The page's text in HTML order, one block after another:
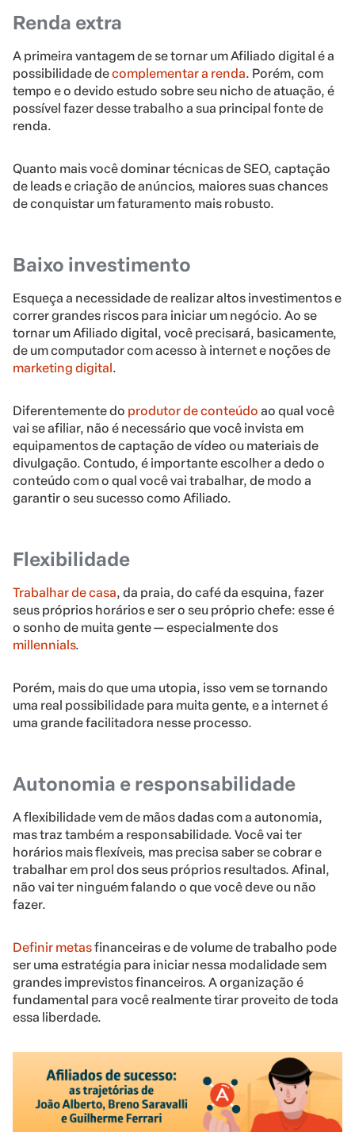
Renda extra
A primeira vantagem de se tornar um Afiliado digital é a
possibilidade decomplementar a renda. Porém, com
tempo e o devido estudo sobre seu nicho de atuação, é
possível fazer desse trabalho a sua principal fonte de
renda.
Quanto mais você dominar técnicas de SEO, captação
de leads e criação de anúncios, maiores suas chances
de conquistar um faturamento mais robusto.
Baixo investimento
Esqueça a necessidade de realizar altos investimentos e
correr grandes riscos para iniciar um negócio. Ao se
tornar um Afiliado digital, você precisará, basicamente,
de um computador com acesso à internet e noções de
marketing digital .
Diferentemente do produtor de conteúdo ao qual você
vai se afiliar, não é necessário que você invista em
equipamentos de captação de vídeo ou materiais de
divulgação. Contudo, é importante escolher a dedo o
conteúdo com o qual você vai trabalhar, de modo a
garantir o seu sucesso como Afiliado.
Flexibilidade
Trabalhar de casa, da praia, do café da esquina, fazer
seus próprios horários e ser o seu próprio chefe: esse é
o sonho de muita gente — especialmente dos
millennials.
Porém, mais do que uma utopia, isso vem se tornando
uma real possibilidade para muita gente, e a internet é
uma grande facilitadora nesse processo.
Autonomia e responsabilidade
A flexibilidade vem de mãos dadas com a autonomia,
mas traz também a responsabilidade. Você vai ter
horários mais flexíveis, mas precisa saber se cobrar e
trabalhar em prol dos seus próprios resultados. Afinal,
não vai ter ninguém falando o que você deve ou não
fazer.
Definir metasfinanceiras e de volume de trabalho pode
ser uma estratégia para iniciar nessa modalidade sem
grandes imprevistos financeiros. A organização é
fundamental para você realmente tirar proveito de toda
essa liberdade.